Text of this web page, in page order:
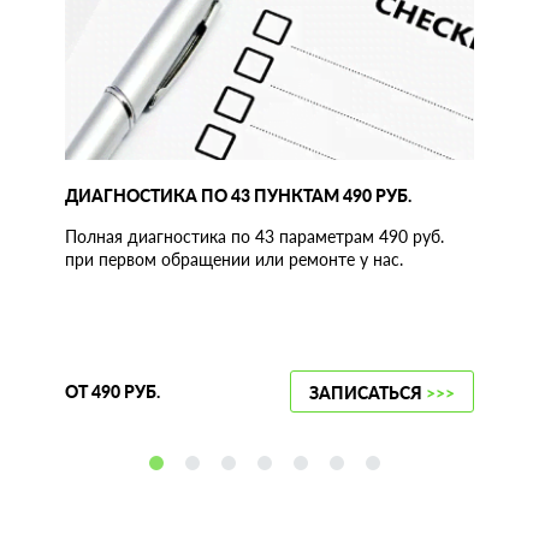
ДИАГНОСТИКА ПО 43 ПУНКТАМ 490 РУБ.
Полная диагностика по 43 параметрам 490 руб.
при первом обращении или ремонте у нас.
ОТ 490 РУБ. ЗАПИСАТЬСЯ >>>